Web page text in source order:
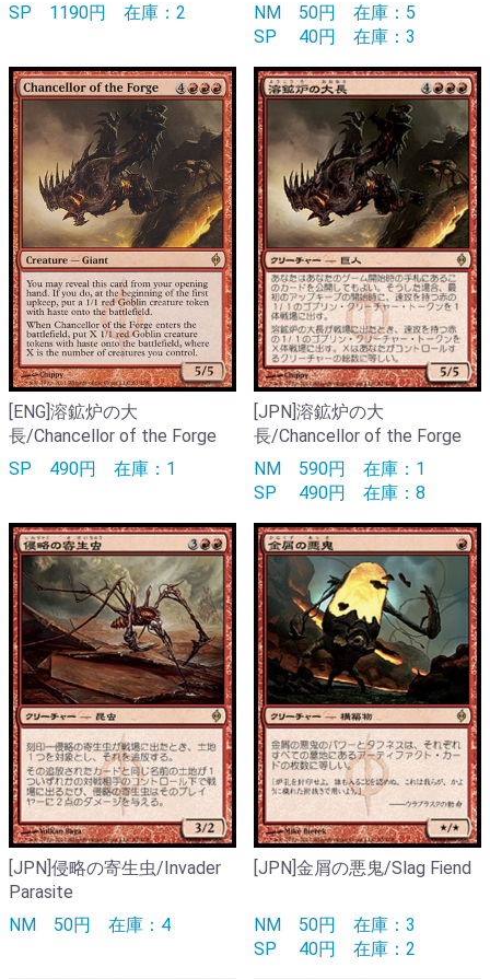
SP 1190円 在庫：2
NM 50円 在庫：5
SP
40円 在庫：3
[ENG]溶鉱炉の大
長/Chancellor of the Forge
SP 490円 在庫：1
[JPN]溶鉱炉の大
長/Chancellor of the Forge
NM 590円 在庫：1
SP
490円 在庫：8
[JPN]侵略の寄生虫/Invader
Parasite
NM 50円 在庫：4
[JPN]金屑の悪鬼/Slag Fiend
NM 50円 在庫：3
SP
40円 在庫：2